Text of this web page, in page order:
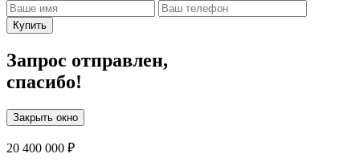
Купить
Запрос отправлен,
спасибо!
Закрыть окно
20 400 000 ₽